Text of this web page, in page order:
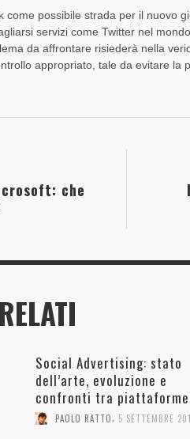
come possibile strada per il nuovo
servizi come Twitter nel
da affrontare risiederà nella
appropriato, tale da evitare la
che
Social Advertising: stato
dell’arte, evoluzione e
confronti tra piattaforme
PAOLO RATTO, 5 SETTEMBRE